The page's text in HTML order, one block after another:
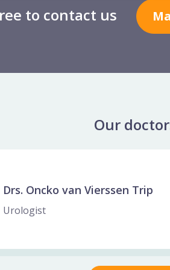
to contact us
Our
Drs. Oncko van Vierssen Trip
Urologist